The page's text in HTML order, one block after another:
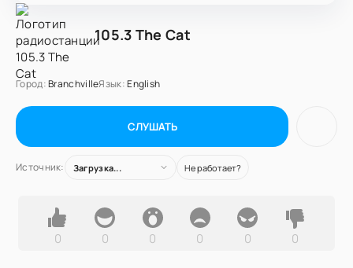
105.3 The Cat
Город:BranchvilleЯзык:English
СЛУШАТЬ
Источник: Загрузка... Не работает?
0 0 0 0 0 0